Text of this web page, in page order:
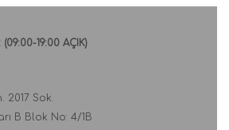
19:00 AÇIK)
2017 Sok.
B Blok No: 4/1B